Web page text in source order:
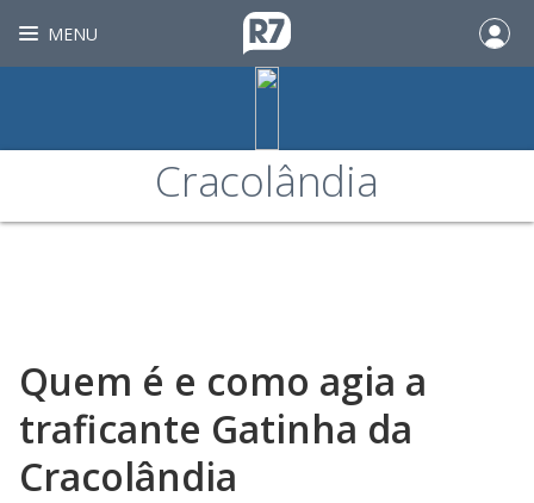
MENU
Cracolândia
Quem é e como agia a
traficante Gatinha da
Cracolândia